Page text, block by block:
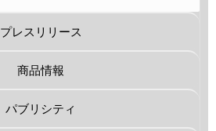
プレスリリース
商品情報
パブリシティ